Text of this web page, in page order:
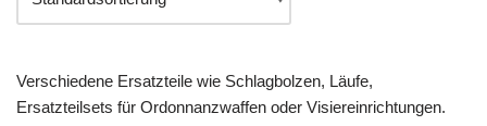
Verschiedene Ersatzteile wie Schlagbolzen, Läufe,
Ersatzteilsets für Ordonnanzwaffen oder Visiereinrichtungen.